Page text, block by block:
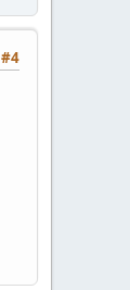
#4